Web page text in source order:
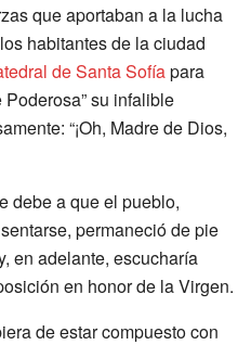
que aportaban a la lucha
habitantes de la ciudad
de Santa Sofíapara
su infalible
“¡Oh, Madre de Dios,
debe a que el pueblo,
permaneció de pie
en adelante, escucharía
en honor de la Virgen.
de estar compuesto con